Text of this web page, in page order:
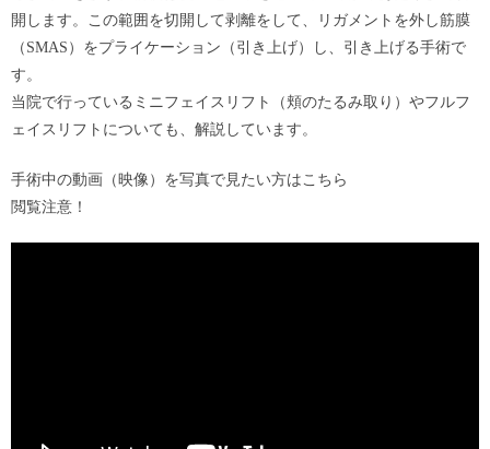
開します。この範囲を切開して剥離をして、リガメントを外し筋膜
（SMAS）をプライケーション（引き上げ）し、引き上げる手術で
す。
当院で行っているミニフェイスリフト（頬のたるみ取り）やフルフ
ェイスリフトについても、解説しています。
手術中の動画（映像）を写真で見たい方はこちら
閲覧注意！